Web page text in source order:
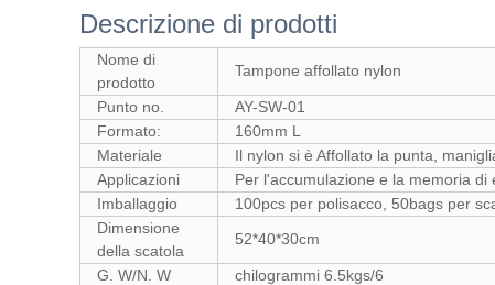
Descrizione di prodotti
Nome di
prodotto
Tampone affollato nylon
Punto no.
AY-SW-01
Formato:
160mm L
Materiale
Il nylon si è Affollato la punta,
Applicazioni
Per l'accumulazione e la memoria di
Imballaggio
100pcs per polisacco, 50bags per
Dimensione
della scatola
52*40*30cm
G. W/N. W
chilogrammi 6.5kgs/6